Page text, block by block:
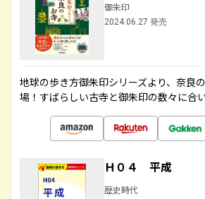
御朱印
2024.06.27 発売
地球の歩き方御朱印シリーズより、奈良
場！すばらしい古寺と御朱印の数々に合
Ｈ０４ 平成
歴史時代